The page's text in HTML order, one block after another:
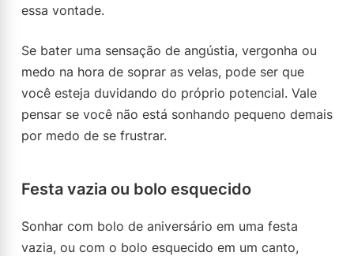
essa vontade.
Se bater uma sensação de angústia, vergonha ou
medo na hora de soprar as velas, pode ser que
você esteja duvidando do próprio potencial. Vale
pensar se você não está sonhando pequeno demais
por medo de se frustrar.
Festa vazia ou bolo esquecido
Sonhar com bolo de aniversário em uma festa
vazia, ou com o bolo esquecido em um canto,